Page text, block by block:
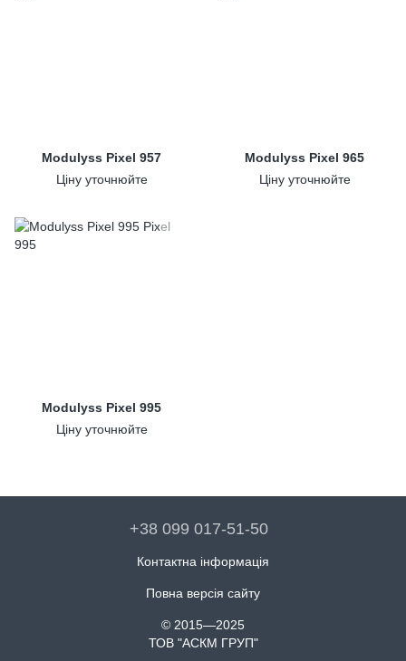
Modulyss Pixel 957
Ціну уточнюйте
Modulyss Pixel 965
Ціну уточнюйте
Modulyss Pixel 995
Ціну уточнюйте
+38 099 017-51-50
Контактна інформація
Повна версія сайту
© 2015—2025
ТОВ "АСКМ ГРУП"